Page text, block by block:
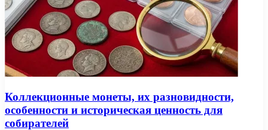
Коллекционные монеты, их разновидности,
особенности и историческая ценность для
собирателей